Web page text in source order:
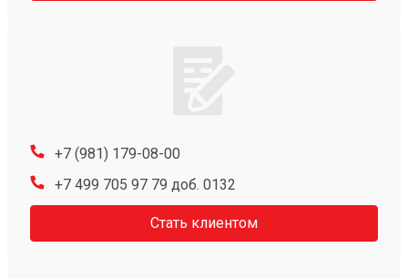
+7 (981) 179-08-00
+7 499 705 97 79 доб. 0132
Стать клиентом